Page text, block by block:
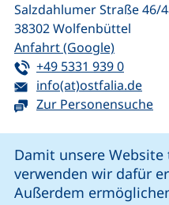
Damit unsere
verwenden wir dafür
Außerdem
Salzdahlumer Straße 46/
38302Wolfenbüttel
Anfahrt (Google)
Tel:
+49 5331 939 0
E-Mail:
info(at)ostfalia.de
Zur Personensuche
unsere Facebook-Seite
unsere LinkedIn-
unsere